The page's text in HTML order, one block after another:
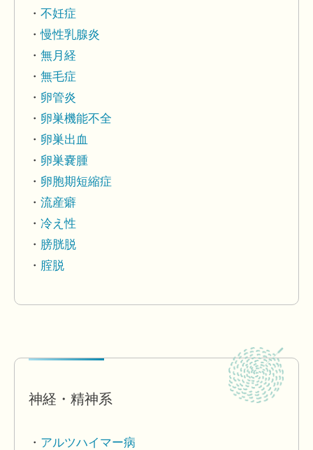
不妊症
慢性乳腺炎
無月経
無毛症
卵管炎
卵巣機能不全
卵巣出血
卵巣嚢腫
卵胞期短縮症
流産癖
冷え性
膀胱脱
腟脱
神経・精神系
アルツハイマー病